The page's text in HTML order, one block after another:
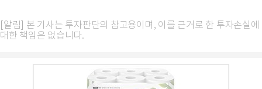
[알림] 본 기사는 투자판단의 참고용이며, 이를 근거로 한 투자손실에
대한 책임은 없습니다.